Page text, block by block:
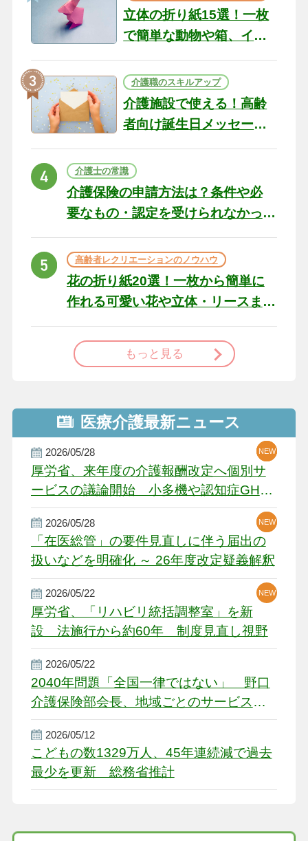
立体の折り紙15選！一枚
で簡単な動物や箱、イン
テリアになる作品まで
介護職のスキルアップ
介護施設で使える！高齢
者向け誕生日メッセージ
の例文と書き方のポイン
ト
介護士の常識
介護保険の申請方法は？条件や必
要なもの・認定を受けられなかっ
た場合の対処法
高齢者レクリエーションのノウハウ
花の折り紙20選！一枚から簡単に
作れる可愛い花や立体・リースま
で
もっと見る
医療介護最新ニュース
2026/05/28
厚労省、来年度の介護報酬改定へ個別サ
ービスの議論開始 小多機や認知症GH、
厳しい経営環境に危機感
NEW
NEW
NEW
2026/05/28
「在医総管」の要件見直しに伴う届出の
扱いなどを明確化 ～ 26年度改定疑義解釈
NEW
NEW
2026/05/22
厚労省、「リハビリ統括調整室」を新
設 法施行から約60年 制度見直し視野
NEW
2026/05/22
2040年問題「全国一律ではない」 野口
介護保険部会長、地域ごとのサービス基
盤整備を促す
2026/05/12
こどもの数1329万人、45年連続減で過去
最少を更新 総務省推計